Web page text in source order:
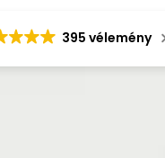
395 vélemény